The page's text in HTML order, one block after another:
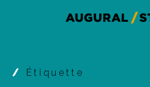
Étiquette